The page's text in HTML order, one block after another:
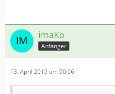
imaKo
Anfänger
13. April 2015 um 00:06